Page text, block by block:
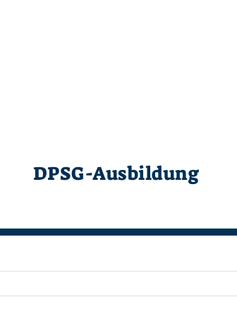
DPSG-Ausbildung